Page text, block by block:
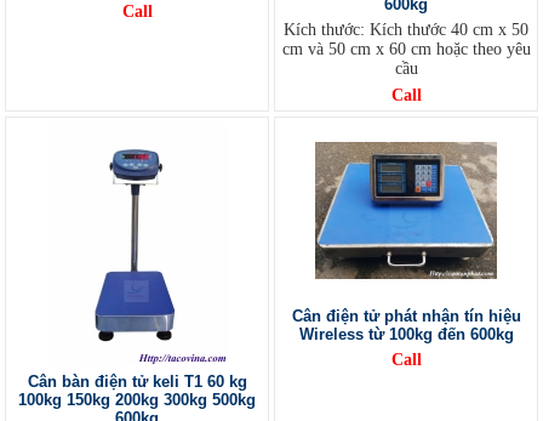
Call
600kg
Kích thước: Kích thước 40 cm x 50
cm và 50 cm x 60 cm hoặc theo yêu
cầu
Call
Cân bàn điện tử keli T1 60 kg
100kg 150kg 200kg 300kg 500kg
Cân điện tử phát nhận tín hiệu
Wireless từ 100kg đến 600kg
Call